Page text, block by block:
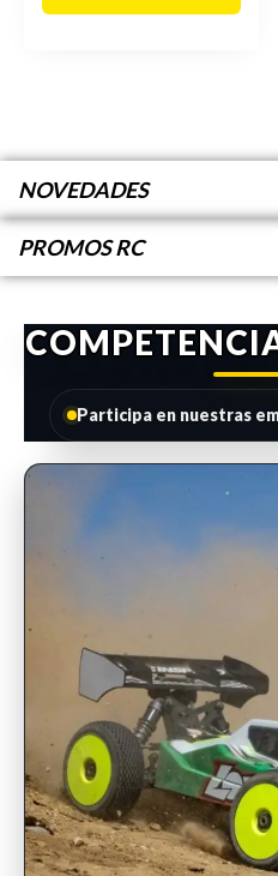
NOVEDADES
PROMOS RC
Participa en nuestras
INSCRIPCIONES ABIERTAS